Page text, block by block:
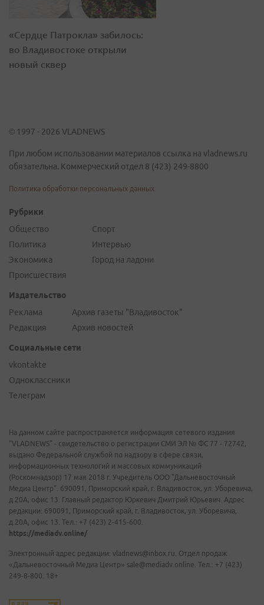
«Сердце Патрокла» забилось:
во Владивостоке открыли
новый сквер
© 1997 - 2026 VLADNEWS
При любом использовании материалов ссылка на vladnews.ru
обязательна. Коммерческий отдел 8 (423) 249-8800
Политика обработки персональных данных
Рубрики
Общество
Политика
Экономика
Происшествия
Спорт
Интервью
Город на ладони
Издательство
Реклама
Редакция
Архив газеты "Владивосток"
Архив новостей
Социальные сети
vkontakte
Одноклассники
Телеграм
На данном сайте распространяется информация сетевого издания
"VLADNEWS" - свидетельство о регистрации СМИ ЭЛ № ФС 77 - 72742,
выдано Федеральной службой по надзору в сфере связи,
информационных технологий и массовых коммуникаций
(Роскомнадзор) 17 мая 2018 г. Учредитель ООО "Дальневосточный
Медиа Центр". 690091, Приморский край, г. Владивосток, ул. Уборевича,
д.20А, офис 13. Главный редактор Юркевич Дмитрий Юрьевич. Адрес
редакции: 690091, Приморский край, г. Владивосток, ул. Уборевича,
д.20А, офис 13. Тел.: +7 (423) 2-415-600.
https://mediadv.online/
Электронный адрес редакции: vladnews@inbox.ru. Отдел продаж
«Дальневосточный Медиа Центр» sale@mediadv.online. Тел.: +7 (423)
249-8-800. 18+